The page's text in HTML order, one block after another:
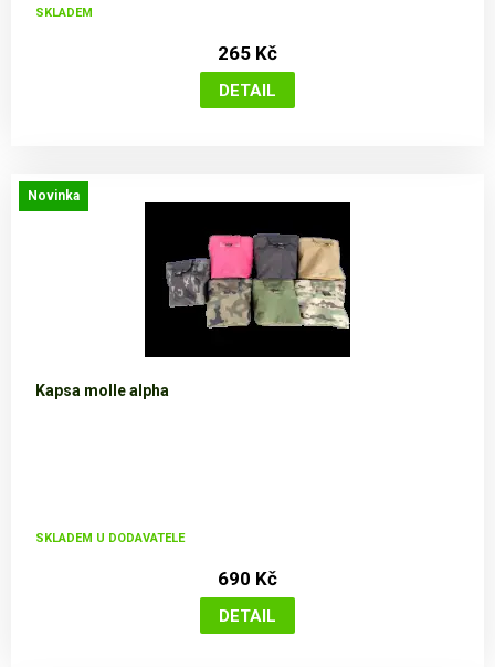
SKLADEM
265 Kč
Novinka
Kapsa molle alpha
SKLADEM U DODAVATELE
690 Kč